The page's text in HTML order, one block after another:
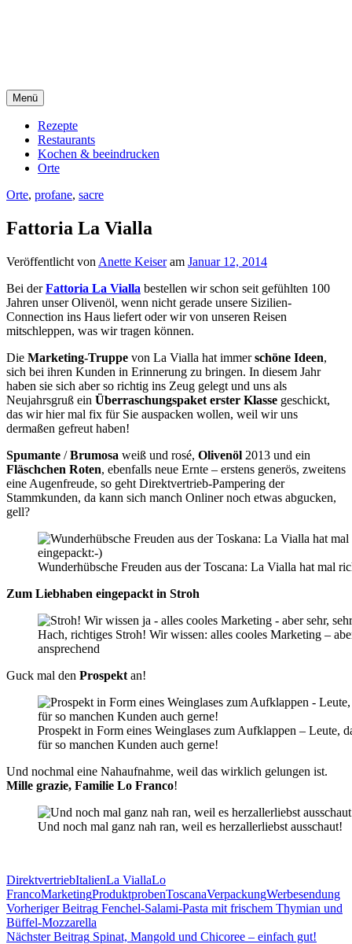
Menü
Rezepte
Restaurants
Kochen & beeindrucken
Orte
Orte, profane, sacre
Fattoria La Vialla
Veröffentlicht von Anette Keiseram Januar 12, 2014
Bei derFattoria La Vialla bestellen wir schon seit gefühlten 100
Jahren unser Olivenöl, wenn nicht gerade unsere Sizilien-
Connection ins Haus liefert oder wir von unseren Reisen
mitschleppen, was wir tragen können.
Die Marketing-Truppe von La Vialla hat immerschöne Ideen,
sich bei ihren Kunden in Erinnerung zu bringen. In diesem Jahr
haben sie sich aber so richtig ins Zeug gelegt und uns als
Neujahrsgruß ein Überraschungspaket erster Klasse geschickt,
das wir hier mal fix für Sie auspacken wollen, weil wir uns
dermaßen gefreut haben!
Spumante /Brumosa weiß und rosé, Olivenöl 2013 und ein
Fläschchen Roten, ebenfalls neue Ernte – erstens generös, zweitens
eine Augenfreude, so geht Direktvertrieb-Pampering der
Stammkunden, da kann sich manch Onliner noch etwas abgucken,
gell?
Wunderhübsche Freuden aus der Toscana: La Vialla hat mal
Zum Liebhaben eingepackt in Stroh
Hach, richtiges Stroh! Wir wissen: alles cooles Marketing –
ansprechend
Guck mal den Prospekt an!
Prospekt in Form eines Weinglases zum Aufklappen – Leute,
für so manchen Kunden auch gerne!
Und nochmal eine Nahaufnahme, weil das wirklich gelungen ist.
Mille grazie, Familie Lo Franco!
Und noch mal ganz nah ran, weil es herzallerliebst ausschaut!
DirektvertriebItalienLa ViallaLo
FrancoMarketingProduktprobenToscanaVerpackungWerbesendung
Beitragsnavigation
Vorheriger Beitrag Fenchel-Salami-Pasta mit frischem Thymian und
Büffel-Mozzarella
Nächster Beitrag Spinat, Mangold und Chicoree – einfach gut!